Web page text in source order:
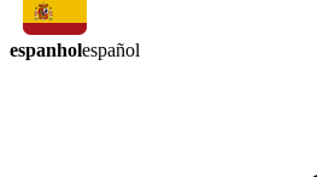
espanholespañol